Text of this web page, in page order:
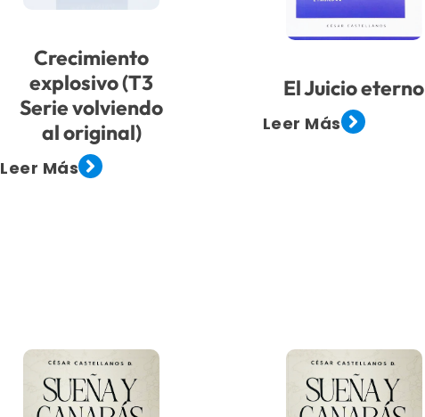
Crecimiento
explosivo (T3
Serie volviendo
al original)
Leer Más
El Juicio eterno
Leer Más